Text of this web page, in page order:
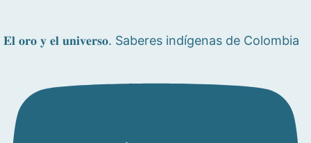
𝐄𝐥 𝐨𝐫𝐨 𝐲 𝐞𝐥 𝐮𝐧𝐢𝐯𝐞𝐫𝐬𝐨. Saberes indígenas de Colombia